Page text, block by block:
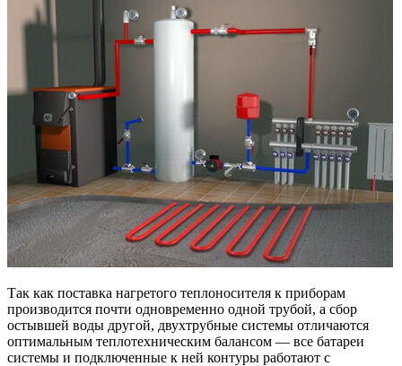
Так как поставка нагретого теплоносителя к приборам
производится почти одновременно одной трубой, а сбор
остывшей воды другой, двухтрубные системы отличаются
оптимальным теплотехническим балансом — все батареи
системы и подключенные к ней контуры работают с